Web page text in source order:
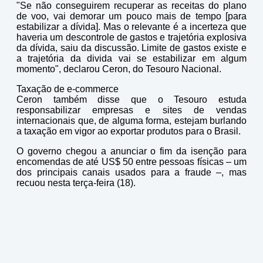
"Se não conseguirem recuperar as receitas do plano
de voo, vai demorar um pouco mais de tempo [para
estabilizar a dívida]. Mas o relevante é a incerteza que
haveria um descontrole de gastos e trajetória explosiva
da dívida, saiu da discussão. Limite de gastos existe e
a trajetória da divida vai se estabilizar em algum
momento", declarou Ceron, do Tesouro Nacional.
Taxação de e-commerce
Ceron também disse que o Tesouro estuda
responsabilizar empresas e sites de vendas
internacionais que, de alguma forma, estejam burlando
a taxação em vigor ao exportar produtos para o Brasil.
O governo chegou a anunciar o fim da isenção para
encomendas de até US$ 50 entre pessoas físicas – um
dos principais canais usados para a fraude –, mas
recuou nesta terça-feira (18).